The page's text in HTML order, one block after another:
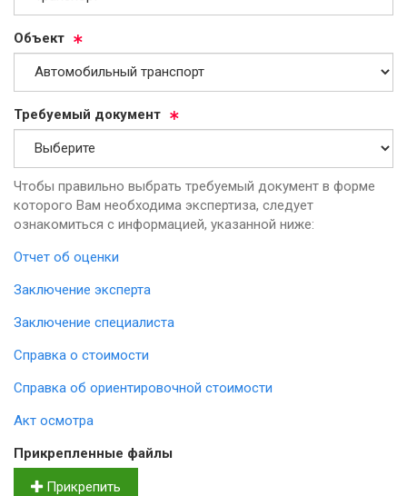
Объ­ект
Тре­бу­емый до­ку­мент
Чтобы правильно выбрать требуемый документ в форме
которого Вам необходима экспертиза, следует
ознакомиться с информацией, указанной ниже:
Отчет об оценки
Заключение эксперта
Заключение специалиста
Справка о стоимости
Справка об ориентировочной стоимости
Акт осмотра
Прик­реп­лен­ные фай­лы
Прикрепить